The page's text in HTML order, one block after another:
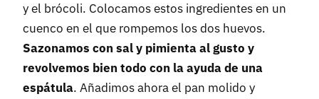
y el brócoli. Colocamos estos ingredientes en un
cuenco en el que rompemos los dos huevos.
Sazonamos con sal y pimienta al gusto y
revolvemos bien todo con la ayuda de una
espátula. Añadimos ahora el pan molido y